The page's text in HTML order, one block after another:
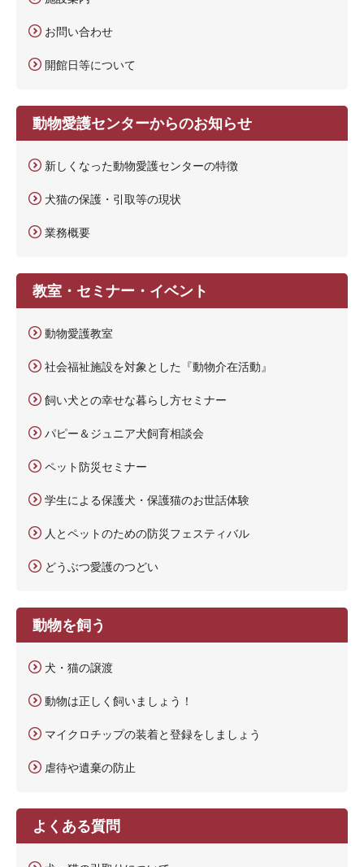
お問い合わせ
開館日等について
動物愛護センターからのお知らせ
新しくなった動物愛護センターの特徴
犬猫の保護・引取等の現状
業務概要
教室・セミナー・イベント
動物愛護教室
社会福祉施設を対象とした『動物介在活動』
飼い犬との幸せな暮らし方セミナー
パピー＆ジュニア犬飼育相談会
ペット防災セミナー
学生による保護犬・保護猫のお世話体験
人とペットのための防災フェスティバル
どうぶつ愛護のつどい
動物を飼う
犬・猫の譲渡
動物は正しく飼いましょう！
マイクロチップの装着と登録をしましょう
虐待や遺棄の防止
よくある質問